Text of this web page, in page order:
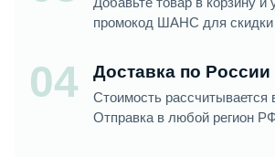
промокод ШАНС для скидки
04 Доставка по России
Стоимость рассчитывается
Отправка в любой регион